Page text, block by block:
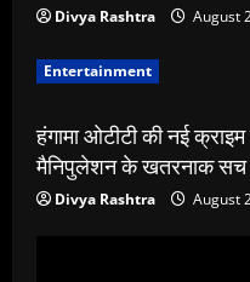
Divya Rashtra August
Entertainment
हंगामा ओटीटी की नई क्राइम
मैनिपुलेशन के खतरनाक सच
Divya Rashtra August